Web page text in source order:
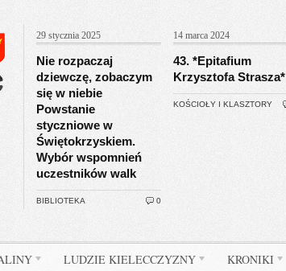
29 stycznia 2025
Nie rozpaczaj
dziewczę, zobaczym
się w niebie
Powstanie
styczniowe w
Świętokrzyskiem.
Wybór wspomnień
uczestników walk
BIBLIOTEKA 0
14 marca 2024
43. *Epitafium
Krzysztofa Strasza*
KOŚCIOŁY I KLASZTORY
LUDZIE KIELECCZYZNY KRONIKI